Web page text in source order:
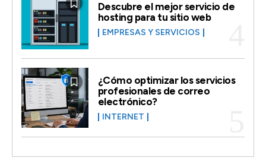
Descubre el mejor servicio de
hosting para tu sitio web
EMPRESAS Y SERVICIOS
¿Cómo optimizar los servicios
profesionales de correo
electrónico?
INTERNET